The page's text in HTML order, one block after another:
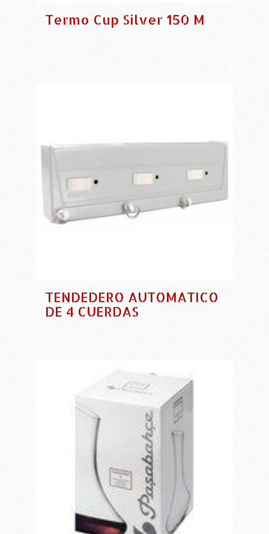
Termo Cup Silver 150 M
TENDEDERO AUTOMATICO
DE 4 CUERDAS